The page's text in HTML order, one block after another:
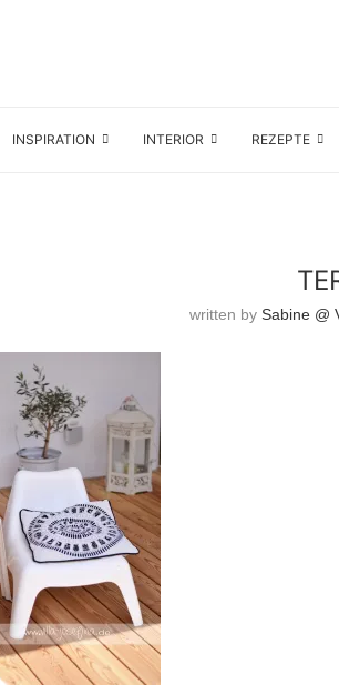
INSPIRATION INTERIOR REZEPTE
written by Sabine @